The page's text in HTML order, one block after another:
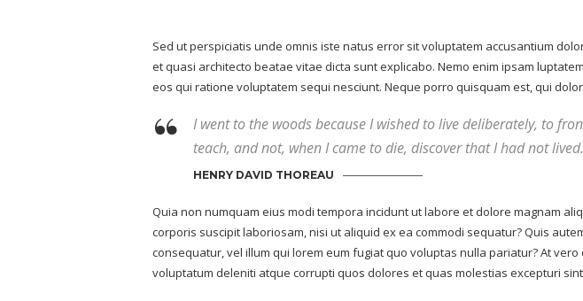
Sed ut perspiciatis unde omnis iste natus error sit voluptatem accusantium
et quasi architecto beatae vitae dicta sunt explicabo. Nemo enim ipsam
eos qui ratione voluptatem sequi nesciunt. Neque porro quisquam est, qui
I went to the woods because I wished to live deliberately, to
teach, and not, when I came to die, discover that I had not lived.
HENRY DAVID THOREAU
Quia non numquam eius modi tempora incidunt ut labore et dolore magnam
corporis suscipit laboriosam, nisi ut aliquid ex ea commodi sequatur? Quis
consequatur, vel illum qui lorem eum fugiat quo voluptas nulla pariatur? At
voluptatum deleniti atque corrupti quos dolores et quas molestias excepturi